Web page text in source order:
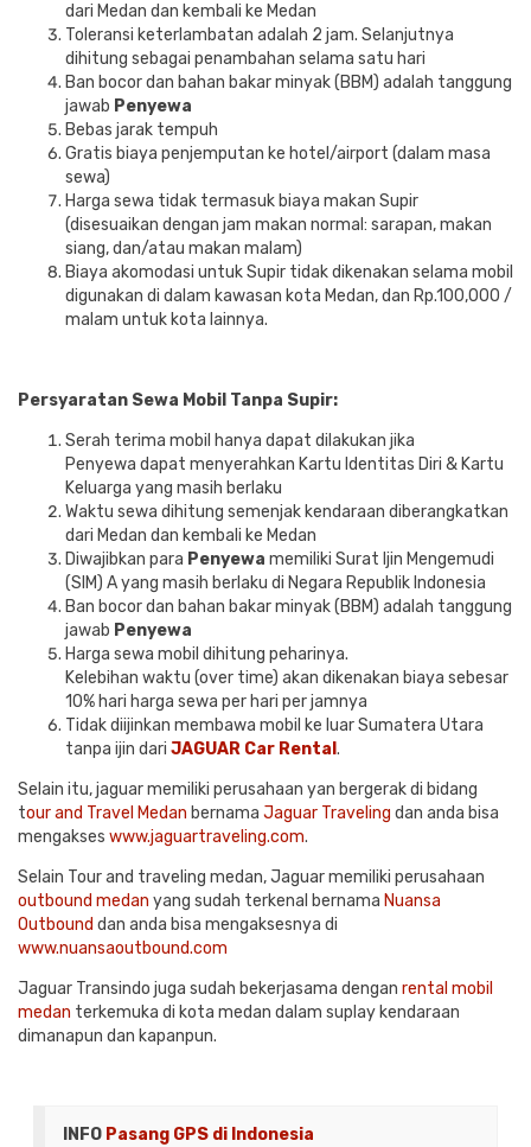
dari Medan dan kembali ke Medan
Toleransi keterlambatan adalah 2 jam. Selanjutnya
dihitung sebagai penambahan selama satu hari
Ban bocor dan bahan bakar minyak (BBM) adalah tanggung
jawab Penyewa
Bebas jarak tempuh
Gratis biaya penjemputan ke hotel/airport (dalam masa
sewa)
Harga sewa tidak termasuk biaya makan Supir
(disesuaikan dengan jam makan normal: sarapan, makan
siang, dan/atau makan malam)
Biaya akomodasi untuk Supir tidak dikenakan selama mobil
digunakan di dalam kawasan kota Medan, dan Rp.100,000 /
malam untuk kota lainnya.
Persyaratan Sewa Mobil Tanpa Supir:
Serah terima mobil hanya dapat dilakukan jika
Penyewa dapat menyerahkan Kartu Identitas Diri & Kartu
Keluarga yang masih berlaku
Waktu sewa dihitung semenjak kendaraan diberangkatkan
dari Medan dan kembali ke Medan
Diwajibkan para Penyewa memiliki Surat Ijin Mengemudi
(SIM) A yang masih berlaku di Negara Republik Indonesia
Ban bocor dan bahan bakar minyak (BBM) adalah tanggung
jawab Penyewa
Harga sewa mobil dihitung peharinya.
Kelebihan waktu (over time) akan dikenakan biaya sebesar
10% hari harga sewa per hari per jamnya
Tidak diijinkan membawa mobil ke luar Sumatera Utara
tanpa ijin dari JAGUAR Car Rental .
Selain itu, jaguar memiliki perusahaan yan bergerak di bidang
tour and Travel Medan bernama Jaguar Traveling dan anda bisa
mengakses www.jaguartraveling.com.
Selain Tour and traveling medan, Jaguar memiliki perusahaan
outbound medan yang sudah terkenal bernama Nuansa
Outbound dan anda bisa mengaksesnya di
www.nuansaoutbound.com
Jaguar Transindo juga sudah bekerjasama dengan rental mobil
medan terkemuka di kota medan dalam suplay kendaraan
dimanapun dan kapanpun.
INFO Pasang GPS di Indonesia